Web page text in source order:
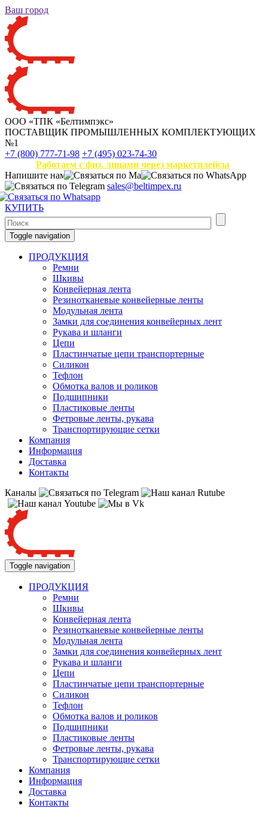
Ваш город
ООО «ТПК «Белтимпэкс»
ПОСТАВЩИК ПРОМЫШЛЕННЫХ КОМПЛЕКТУЮЩИХ
№1
+7 (800) 777-71-98 +7 (495) 023-74-30
Работаем с физ. лицами через маркетплейсы
Напишите нам
sales@beltimpex.ru
КУПИТЬ
Toggle navigation
ПРОДУКЦИЯ
Ремни
Шкивы
Конвейерная лента
Резинотканевые конвейерные ленты
Модульная лента
Замки для соединения конвейерных лент
Рукава и шланги
Цепи
Пластинчатые цепи транспортерные
Силикон
Тефлон
Обмотка валов и роликов
Подшипники
Пластиковые ленты
Фетровые ленты, рукава
Транспортирующие сетки
Компания
Информация
Доставка
Контакты
Каналы
Toggle navigation
ПРОДУКЦИЯ
Ремни
Шкивы
Конвейерная лента
Резинотканевые конвейерные ленты
Модульная лента
Замки для соединения конвейерных лент
Рукава и шланги
Цепи
Пластинчатые цепи транспортерные
Силикон
Тефлон
Обмотка валов и роликов
Подшипники
Пластиковые ленты
Фетровые ленты, рукава
Транспортирующие сетки
Компания
Информация
Доставка
Контакты